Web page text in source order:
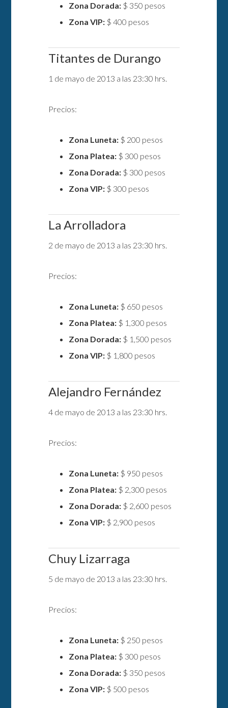
Zona Dorada: $ 350 pesos
Zona VIP: $ 400 pesos
Titantes de Durango
1 de mayo de 2013 a las 23:30 hrs.
Precios:
Zona Luneta: $ 200 pesos
Zona Platea: $ 300 pesos
Zona Dorada: $ 300 pesos
Zona VIP: $ 300 pesos
La Arrolladora
2 de mayo de 2013 a las 23:30 hrs.
Precios:
Zona Luneta: $ 650 pesos
Zona Platea: $ 1,300 pesos
Zona Dorada: $ 1,500 pesos
Zona VIP: $ 1,800 pesos
Alejandro Fernández
4 de mayo de 2013 a las 23:30 hrs.
Precios:
Zona Luneta: $ 950 pesos
Zona Platea: $ 2,300 pesos
Zona Dorada: $ 2,600 pesos
Zona VIP: $ 2,900 pesos
Chuy Lizarraga
5 de mayo de 2013 a las 23:30 hrs.
Precios:
Zona Luneta: $ 250 pesos
Zona Platea: $ 300 pesos
Zona Dorada: $ 350 pesos
Zona VIP: $ 500 pesos